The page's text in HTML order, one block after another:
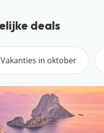
deals
Vakanties in oktober